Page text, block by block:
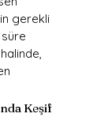
gerekli
Keşif